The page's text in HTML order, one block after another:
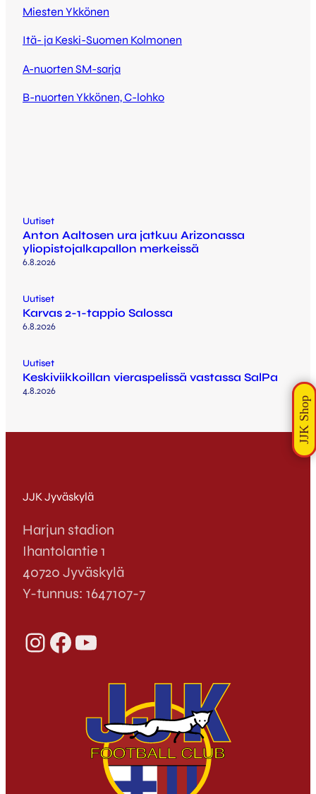
Miesten Ykkönen
Itä- ja Keski-Suomen Kolmonen
A-nuorten SM-sarja
B-nuorten Ykkönen, C-lohko
Uutiset
Anton Aaltosen ura jatkuu Arizonassa
yliopistojalkapallon merkeissä
6.8.2026
Uutiset
Karvas 2-1-tappio Salossa
6.8.2026
Uutiset
Keskiviikkoillan vieraspelissä vastassa SalPa
4.8.2026
JJK Jyväskylä
Harjun stadion
Ihantolantie 1
40720 Jyväskylä
Y-tunnus: 1647107-7
InstagramFacebook YouTube